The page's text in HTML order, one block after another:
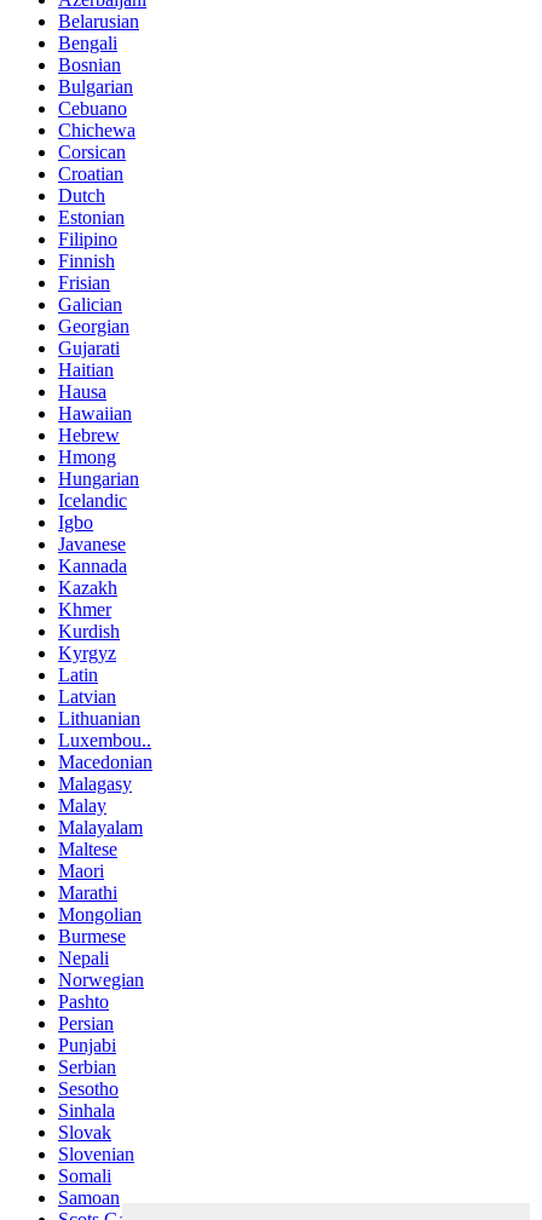
Belarusian
Bengali
Bosnian
Bulgarian
Cebuano
Chichewa
Corsican
Croatian
Dutch
Estonian
Filipino
Finnish
Frisian
Galician
Georgian
Gujarati
Haitian
Hausa
Hawaiian
Hebrew
Hmong
Hungarian
Icelandic
Igbo
Javanese
Kannada
Kazakh
Khmer
Kurdish
Kyrgyz
Latin
Latvian
Lithuanian
Luxembou..
Macedonian
Malagasy
Malay
Malayalam
Maltese
Maori
Marathi
Mongolian
Burmese
Nepali
Norwegian
Pashto
Persian
Punjabi
Serbian
Sesotho
Sinhala
Slovak
Slovenian
Somali
Samoan